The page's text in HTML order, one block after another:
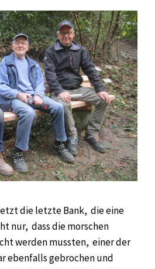
die letzte Bank, die eine
nur, dass die morschen
werden mussten, einer der
ebenfalls gebrochen und